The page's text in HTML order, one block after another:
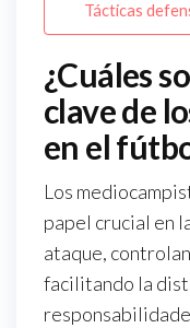
Tácticas
¿Cuáles
clave de
en el
Los
papel crucial en
ataque,
facilitando la